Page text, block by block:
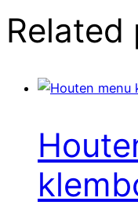
Related